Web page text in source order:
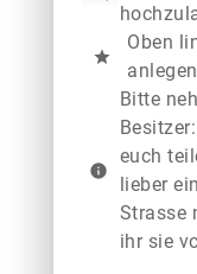
star
Oben
info
Bitte
euch
lieber
Strasse
ihr sie